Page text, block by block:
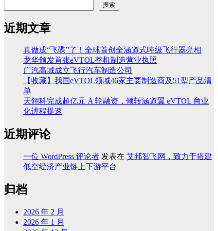
搜索
近期文章
真做成“飞碟”了！全球首创全涵道式吨级飞行器亮相
龙华颁发首张eVTOL整机制造营业执照
广汽高域成立飞行汽车制造公司
【收藏】我国eVTOL领域46家主要制造商及51型产品清
单
天翎科完成超亿元 A 轮融资，倾转涵道翼 eVTOL 商业
化进程提速
近期评论
一位 WordPress 评论者 发表在 艾邦智飞网，致力于搭建
低空经济产业链上下游平台
归档
2026 年 2 月
2026 年 1 月